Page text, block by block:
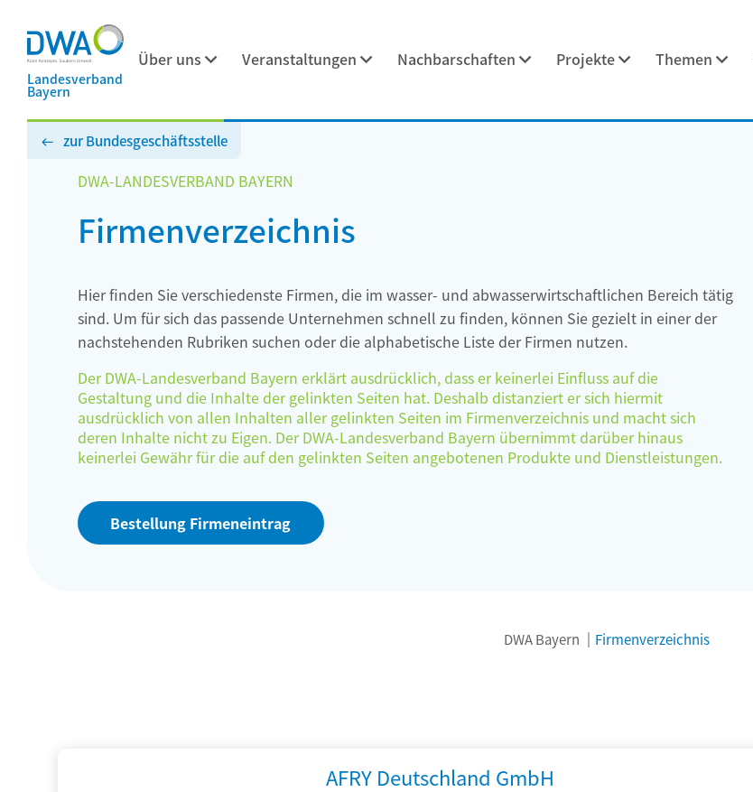
Landesverband
Bayern
Über uns Veranstaltungen Nachbarschaften Projekte Themen
zur Bundesgeschäftsstelle
DWA-LANDESVERBAND BAYERN
Firmenverzeichnis
Hier finden Sie verschiedenste Firmen, die im wasser- und abwasserwirtschaftlichen Bereich tätig
sind. Um für sich das passende Unternehmen schnell zu finden, können Sie gezielt in einer der
nachstehenden Rubriken suchen oder die alphabetische Liste der Firmen nutzen.
Der DWA-Landesverband Bayern erklärt ausdrücklich, dass er keinerlei Einfluss auf die
Gestaltung und die Inhalte der gelinkten Seiten hat. Deshalb distanziert er sich hiermit
ausdrücklich von allen Inhalten aller gelinkten Seiten im Firmenverzeichnis und macht sich
deren Inhalte nicht zu Eigen. Der DWA-Landesverband Bayern übernimmt darüber hinaus
keinerlei Gewähr für die auf den gelinkten Seiten angebotenen Produkte und Dienstleistungen.
Bestellung Firmeneintrag
DWA Bayern Firmenverzeichnis
AFRY Deutschland GmbH